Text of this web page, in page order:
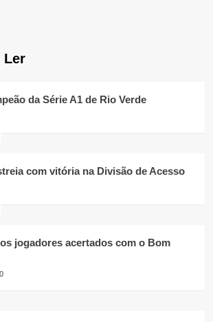
Ler
da Série A1 de Rio Verde
com vitória na Divisão de Acesso
jogadores acertados com o Bom
0